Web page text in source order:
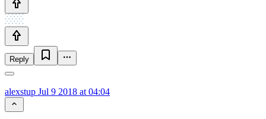
Reply
alexstup Jul 9 2018 at 04:04